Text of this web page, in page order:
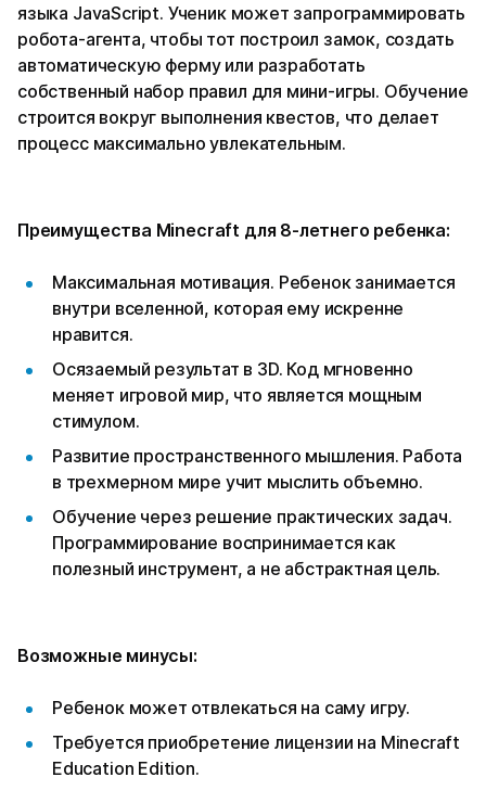
языка JavaScript. Ученик может запрограммировать
робота-агента, чтобы тот построил замок, создать
автоматическую ферму или разработать
собственный набор правил для мини-игры. Обучение
строится вокруг выполнения квестов, что делает
процесс максимально увлекательным.
Преимущества Minecraft для 8-летнего ребенка:
Максимальная мотивация. Ребенок занимается
внутри вселенной, которая ему искренне
нравится.
Осязаемый результат в 3D. Код мгновенно
меняет игровой мир, что является мощным
стимулом.
Развитие пространственного мышления. Работа
в трехмерном мире учит мыслить объемно.
Обучение через решение практических задач.
Программирование воспринимается как
полезный инструмент, а не абстрактная цель.
Возможные минусы:
Ребенок может отвлекаться на саму игру.
Требуется приобретение лицензии на Minecraft
Education Edition.